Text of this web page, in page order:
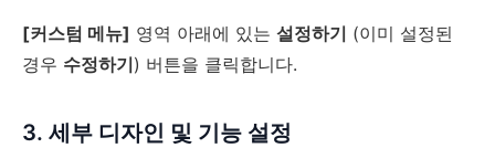
[커스텀 메뉴] 영역 아래에 있는 설정하기 (이미 설정된
경우 수정하기) 버튼을 클릭합니다.
3. 세부 디자인 및 기능 설정